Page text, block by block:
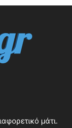
μάτι.